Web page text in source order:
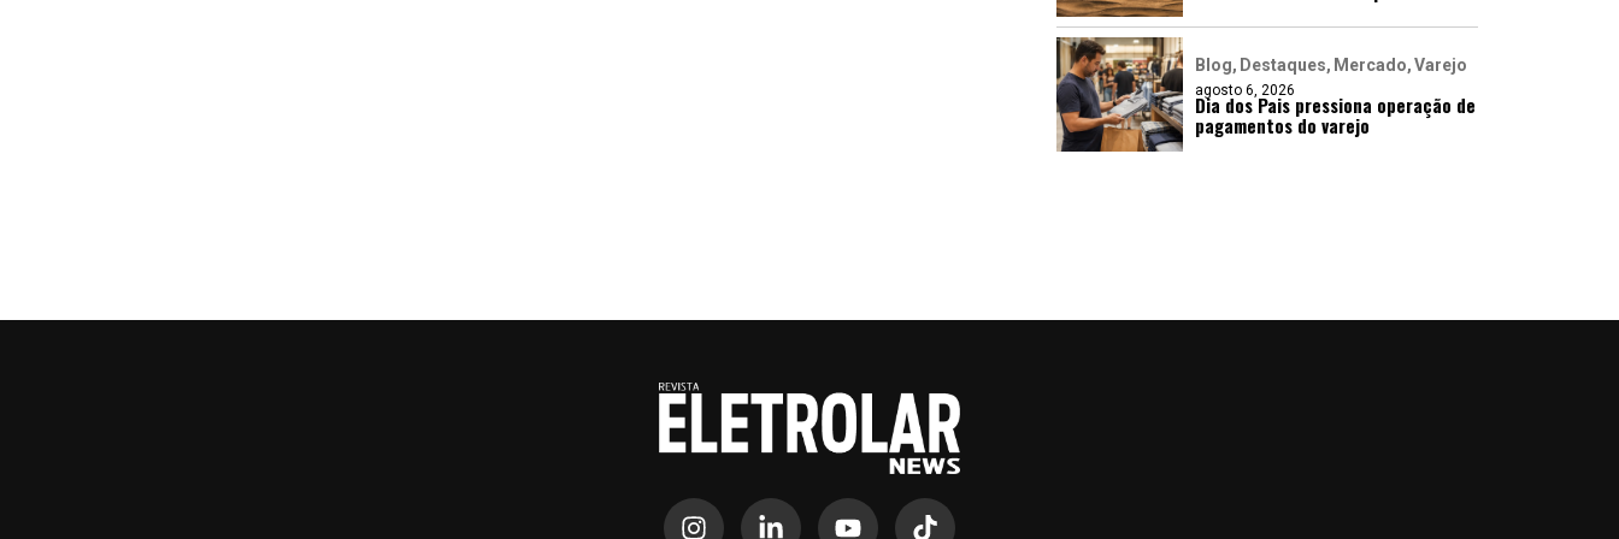
Blog Destaques Mercado Varejo
agosto 6, 2026
Dia dos Pais pressiona operação de
pagamentos do varejo